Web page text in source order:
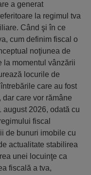
a generat
la regimul tva
Când şi în ce
cum definim fiscal o
noţiunea de
la momentul vânzării
locurile de
care au fost
care vor rămâne
august 2026, odată cu
fiscal
de bunuri imobile cu
actualitate stabilirea
unei locuinţe ca
fiscală a tva,